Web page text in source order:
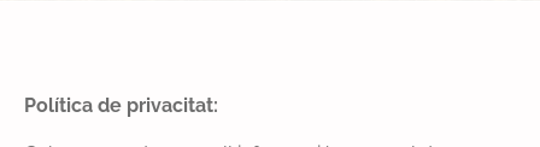
Política de privacitat: